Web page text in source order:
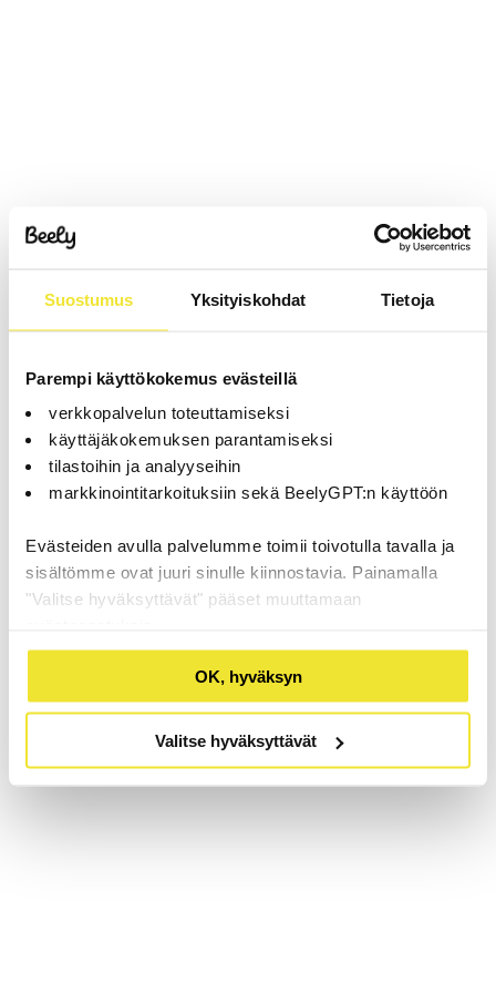
Suostumus Yksityiskohdat Tietoja
Parempi käyttökokemus evästeillä
verkkopalvelun toteuttamiseksi
käyttäjäkokemuksen parantamiseksi
tilastoihin ja analyyseihin
markkinointitarkoituksiin sekä BeelyGPT:n käyttöön
Evästeiden avulla palvelumme toimii toivotulla tavalla ja
sisältömme ovat juuri sinulle kiinnostavia. Painamalla
"Valitse hyväksyttävät" pääset muuttamaan
OK, hyväksyn
Valitse hyväksyttävät